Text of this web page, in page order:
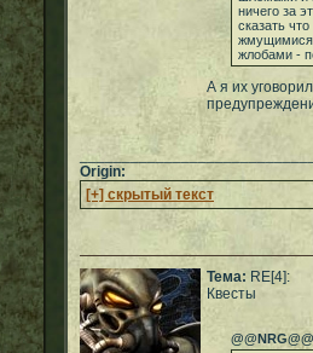
ничего за
сказать
жмущимися
жлобами -
А я их
Origin:
[+] скрытый текст
Тема: RE[4]:
Квесты
@@NRG@@